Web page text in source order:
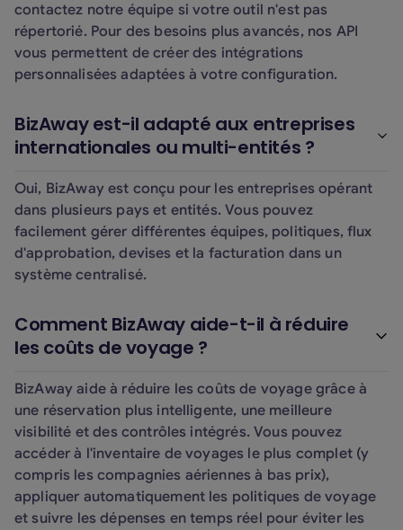
contactez notre équipe si votre outil n'est pas
répertorié. Pour des besoins plus avancés, nos API
vous permettent de créer des intégrations
personnalisées adaptées à votre configuration.
BizAway est-il adapté aux entreprises
internationales ou multi-entités ?
Oui, BizAway est conçu pour les entreprises opérant
dans plusieurs pays et entités. Vous pouvez
facilement gérer différentes équipes, politiques, flux
d'approbation, devises et la facturation dans un
système centralisé.
Comment BizAway aide-t-il à réduire
les coûts de voyage ?
BizAway aide à réduire les coûts de voyage grâce à
une réservation plus intelligente, une meilleure
visibilité et des contrôles intégrés. Vous pouvez
accéder à l'inventaire de voyages le plus complet (y
compris les compagnies aériennes à bas prix),
appliquer automatiquement les politiques de voyage
et suivre les dépenses en temps réel pour éviter les